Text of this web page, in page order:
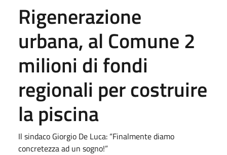
Rigenerazione
urbana, al Comune 2
milioni di fondi
regionali per costruire
la piscina
Il sindaco Giorgio De Luca: “Finalmente diamo
concretezza ad un sogno!”